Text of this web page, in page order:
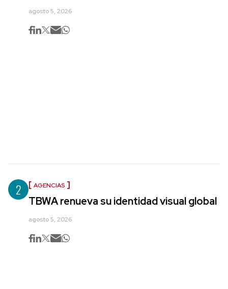
agosto 5, 2026
2 AGENCIAS
TBWA renueva su identidad visual global
agosto 5, 2026